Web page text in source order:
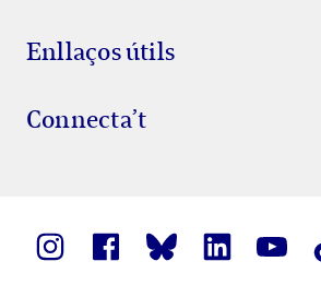
Enllaços útils
Connecta’t